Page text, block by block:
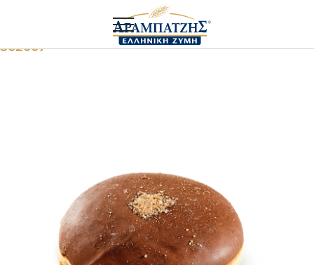
Donuts choco με μπισκότο
302007